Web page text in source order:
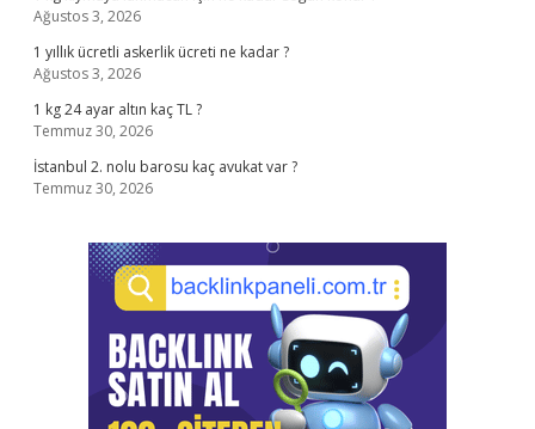
Ağustos 3, 2026
1 yıllık ücretli askerlik ücreti ne kadar ?
Ağustos 3, 2026
1 kg 24 ayar altın kaç TL ?
Temmuz 30, 2026
İstanbul 2. nolu barosu kaç avukat var ?
Temmuz 30, 2026